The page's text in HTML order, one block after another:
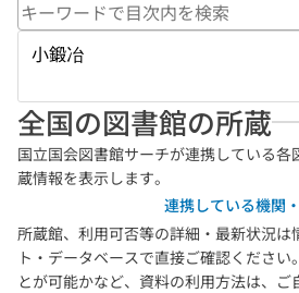
小鍛冶
全国の図書館の所蔵
国立国会図書館サーチが連携している
蔵情報を表示します。
連携している機関
所蔵館、利用可否等の詳細・最新状況は
ト・データベースで直接ご確認くださ
とが可能かなど、資料の利用方法は、ご